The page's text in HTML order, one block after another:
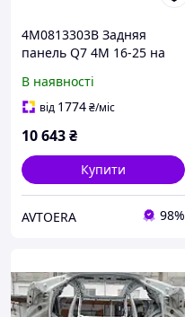
4M0813303B Задняя
панель Q7 4M 16-25 на
В наявності
від 1774₴/міс
10 643₴
Купити
AVTOERA 98%